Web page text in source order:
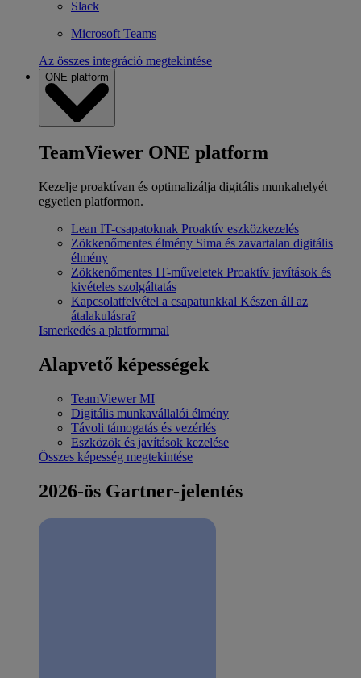
Slack
Microsoft Teams
Az összes integráció megtekintése
ONE platform
TeamViewer ONE platform
Kezelje proaktívan és optimalizálja digitális munkahelyét
egyetlen platformon.
Lean IT-csapatoknak Proaktív eszközkezelés
Zökkenőmentes élmény Sima és zavartalan digitális
élmény
Zökkenőmentes IT-műveletek Proaktív javítások és
kivételes szolgáltatás
Kapcsolatfelvétel a csapatunkkal Készen áll az
átalakulásra?
Ismerkedés a platformmal
Alapvető képességek
TeamViewer MI
Digitális munkavállalói élmény
Távoli támogatás és vezérlés
Eszközök és javítások kezelése
Összes képesség megtekintése
2026-ös Gartner-jelentés